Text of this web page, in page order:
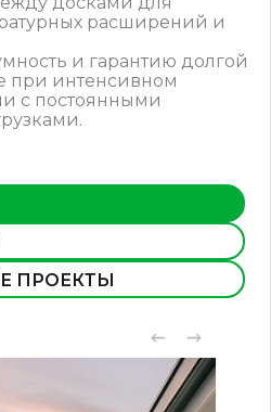
расширений и
и гарантию долгой
при интенсивном
с постоянными
ПРОЕКТЫ